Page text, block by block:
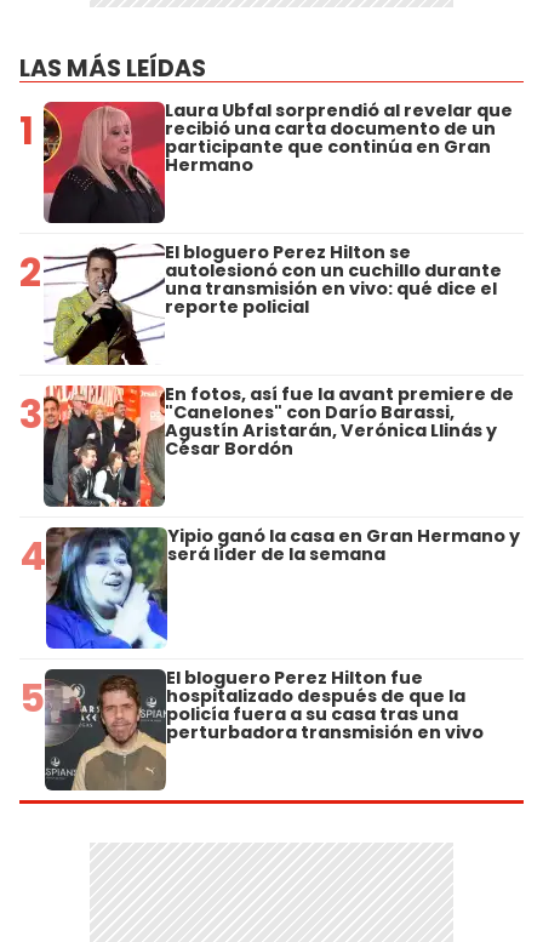
LAS MÁS LEÍDAS
1 Laura Ubfal sorprendió al revelar que
recibió una carta documento de un
participante que continúa en Gran
Hermano
2 El bloguero Perez Hilton se
autolesionó con un cuchillo durante
una transmisión en vivo: qué dice el
reporte policial
3 En fotos, así fue la avant premiere de
"Canelones" con Darío Barassi,
Agustín Aristarán, Verónica Llinás y
César Bordón
4 Yipio ganó la casa en Gran Hermano y
será líder de la semana
5 El bloguero Perez Hilton fue
hospitalizado después de que la
policía fuera a su casa tras una
perturbadora transmisión en vivo